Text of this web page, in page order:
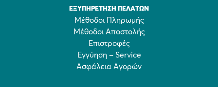
ΕΞΥΠΗΡΈΤΗΣΗ ΠΕΛΑΤΏΝ
Μέθοδοι Πληρωμής
Μέθοδοι Αποστολής
Επιστροφές
Εγγύηση – Service
Ασφάλεια Αγορών